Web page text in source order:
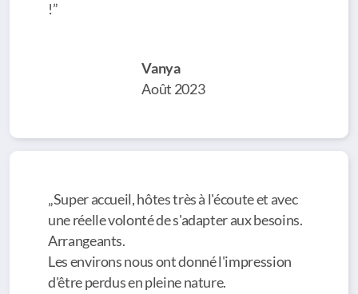
!”
Vanya
Août 2023
„Super accueil, hôtes très à l'écoute et avec
une réelle volonté de s'adapter aux besoins.
Arrangeants.
Les environs nous ont donné l'impression
d'être perdus en pleine nature.